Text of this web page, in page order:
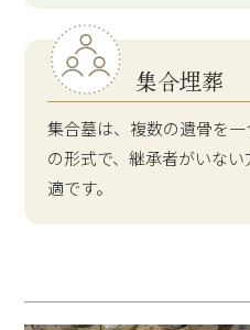
集合埋葬
集合墓は、複数の遺骨を
の形式で、継承者がいな
適です。